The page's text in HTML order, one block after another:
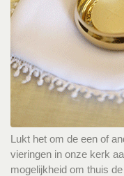
Lukt het om de een of
vieringen in onze kerk
mogelijkheid om thuis